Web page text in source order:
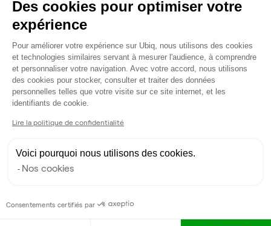
Dispo
Bureau privé
2postes • 14 m²
790 €
Dispo
Bureau privé
1poste • 19 m²
Bureau privé
Des cookies pour optimiser votre
expérience
Plateforme de Gestion du
Pour améliorer votre expérience sur Ubiq, nous utilisons des cookies
et technologies similaires servant à mesurer l'audience, à comprendre
et personnaliser votre navigation. Avec votre accord, nous utilisons
des cookies pour stocker, consulter et traiter des données
personnelles telles que votre visite sur ce site internet, et les
identifiants de cookie.
Lire la politique de confidentialité
Voici pourquoi nous utilisons des cookies.
Nos cookies
Consentements certifiés par